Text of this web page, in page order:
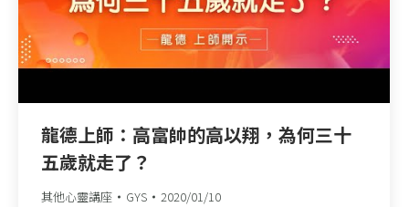
龍德上師：高富帥的高以翔，為何三十
五歲就走了？
其他心靈講座 GYS 2020/01/10